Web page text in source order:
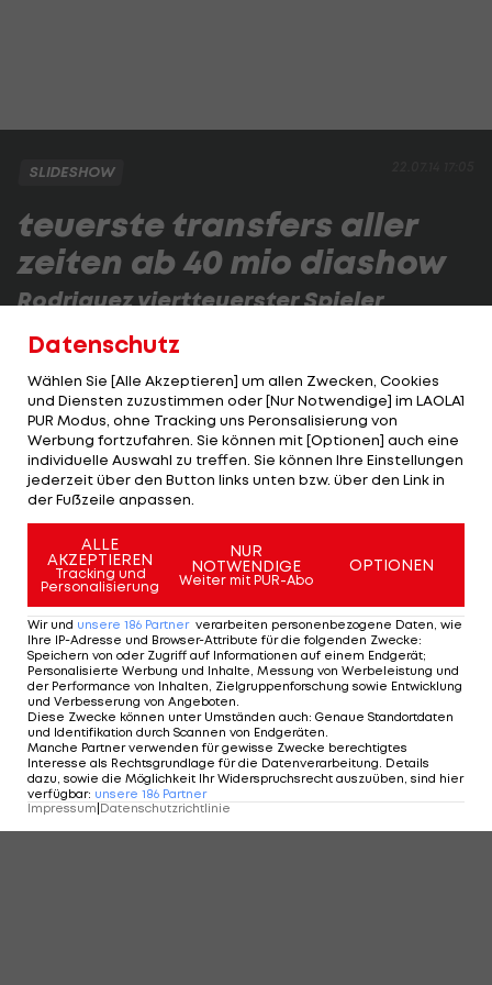
SLIDESHOW
teuerste transfers aller
zeiten ab 40 mio diashow
Rodriguez viertteuerster Spieler
41 Transfers waren bisher mindestens 40 Mio. Euro
1 VON 83
KOMMENTARE
Datenschutz
Wählen Sie [Alle Akzeptieren] um allen Zwecken, Cookies
und Diensten zuzustimmen oder [Nur Notwendige] im LAOLA1
PUR Modus, ohne Tracking uns Peronsalisierung von
Werbung fortzufahren. Sie können mit [Optionen] auch eine
individuelle Auswahl zu treffen. Sie können Ihre Einstellungen
jederzeit über den Button links unten bzw. über den Link in
der Fußzeile anpassen.
ALLE
AKZEPTIEREN
Tracking und
Personalisierung
NUR
NOTWENDIGE
Weiter mit PUR-Abo
OPTIONEN
Wir und unsere 186 Partner verarbeiten personenbezogene Daten, wie
Ihre IP-Adresse und Browser-Attribute für die folgenden Zwecke:
Speichern von oder Zugriff auf Informationen auf einem Endgerät;
Personalisierte Werbung und Inhalte, Messung von Werbeleistung und
der Performance von Inhalten, Zielgruppenforschung sowie Entwicklung
und Verbesserung von Angeboten.
Diese Zwecke können unter Umständen auch: Genaue Standortdaten
und Identifikation durch Scannen von Endgeräten.
Manche Partner verwenden für gewisse Zwecke berechtigtes
Interesse als Rechtsgrundlage für die Datenverarbeitung. Details
dazu, sowie die Möglichkeit Ihr Widerspruchsrecht auszuüben, sind hier
verfügbar: unsere 186 Partner
Impressum Datenschutzrichtlinie